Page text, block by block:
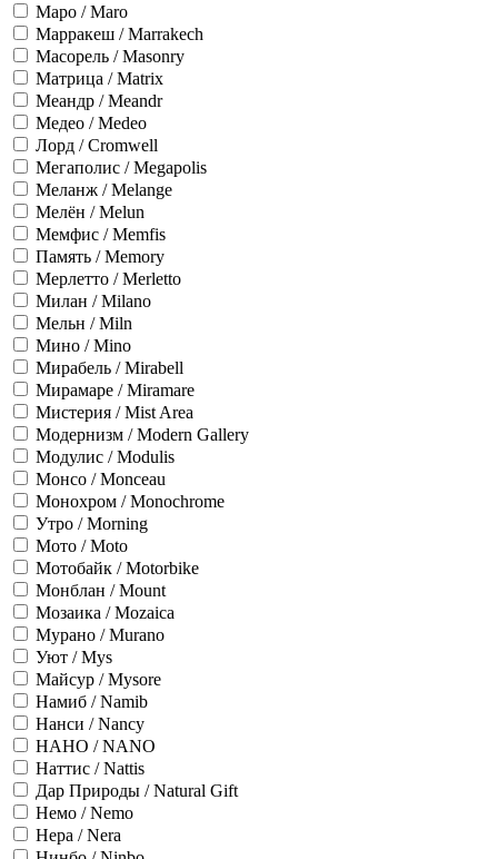
Маро / Maro
Марракеш / Marrakech
Масорель / Masonry
Матрица / Matrix
Меандр / Meandr
Медео / Medeo
Лорд / Cromwell
Мегаполис / Megapolis
Меланж / Melange
Мелён / Melun
Мемфис / Memfis
Память / Memory
Мерлетто / Merletto
Милан / Milano
Мельн / Miln
Мино / Mino
Мирабель / Mirabell
Мирамаре / Miramare
Мистерия / Mist Area
Модернизм / Modern Gallery
Модулис / Modulis
Монсо / Monceau
Монохром / Monochrome
Утро / Morning
Мото / Moto
Мотобайк / Motorbike
Монблан / Mount
Мозаика / Mozaica
Мурано / Murano
Уют / Mys
Майсур / Mysore
Намиб / Namib
Нанси / Nancy
НАНО / NANO
Наттис / Nattis
Дар Природы / Natural Gift
Немо / Nemo
Нера / Nera